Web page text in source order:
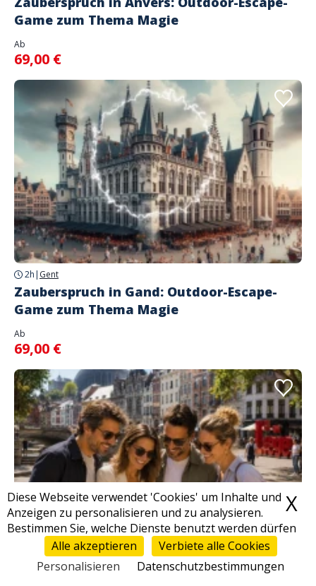
Diese Webseite verwendet 'Cookies' um Inhalte und
Anzeigen zu personalisieren und zu analysieren.
Bestimmen Sie, welche Dienste benutzt werden dürfen
Alle akzeptieren
Verbiete alle Cookies
Personalisieren
Datenschutzbestimmungen
X
Game zum Thema Magie
Ab
69,00 €
2h | Gent
Zauberspruch in Gand: Outdoor-Escape-
Game zum Thema Magie
Ab
69,00 €
|Liège